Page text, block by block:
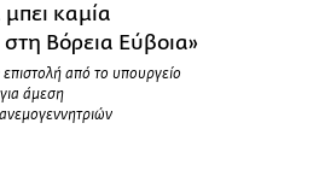
καμία
Βόρεια Εύβοια»
από το υπουργείο
άμεση